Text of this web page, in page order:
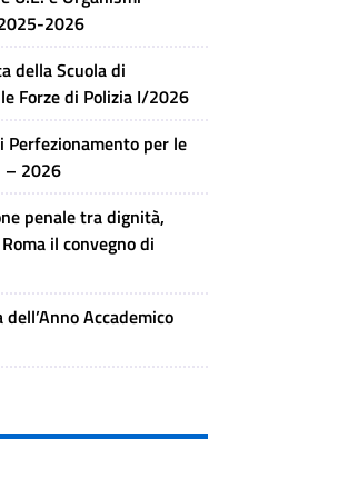
2026
della Scuola di
Forze di Polizia I/2026
Perfezionamento per le
– 2026
penale tra dignità,
il convegno di
Accademico